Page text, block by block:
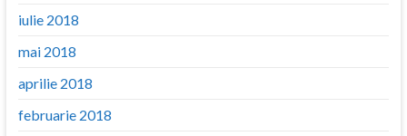
iulie 2018
mai 2018
aprilie 2018
februarie 2018